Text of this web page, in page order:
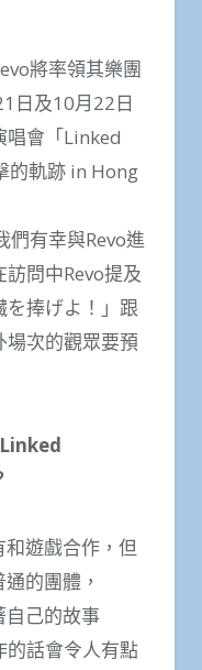
將率領其樂團
日及10月22日
唱會「Linked
的軌跡 in Hong
們有幸與Revo進
問中Revo提及
捧げよ！」跟
場次的觀眾要預
和遊戲合作，但
的團體，
自己的故事
的話會令人有點